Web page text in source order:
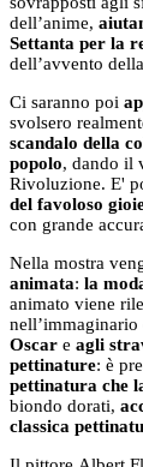
dell’anime,
Settanta per la
dell’avvento
Ci saranno poi
svolsero
scandalo della
popolo, dando il
Rivoluzione. E'
del favoloso
con grande
Nella mostra
animata: la
animato viene
nell’immaginario
Oscar e agli
pettinature: è
pettinatura che
biondo dorati,
classica